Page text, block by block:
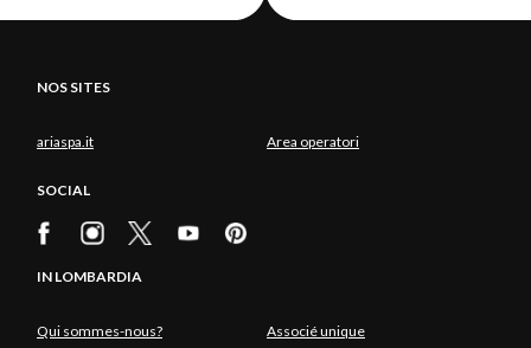
NOS SITES
ariaspa.it Area operatori
SOCIAL
IN LOMBARDIA
Qui sommes-nous? Associé unique